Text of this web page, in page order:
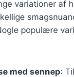
variationer af
populære
med sennep: